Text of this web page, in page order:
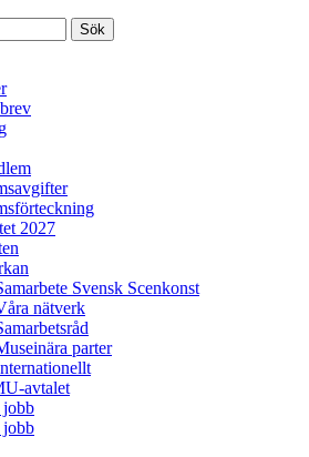
Sök
2027
Svensk Scenkonst
nätverk
parter
avtalet
jobb
jobb